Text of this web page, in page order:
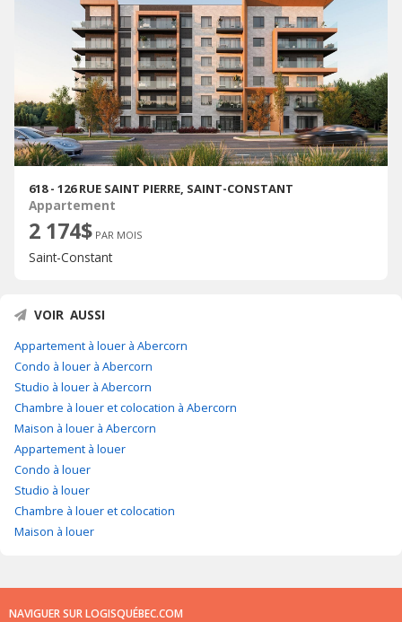
618 - 126 RUE SAINT PIERRE, SAINT-CONSTANT
Appartement
2 174$ PAR MOIS
Saint-Constant
VOIR AUSSI
Appartement à louer à Abercorn
Condo à louer à Abercorn
Studio à louer à Abercorn
Chambre à louer et colocation à Abercorn
Maison à louer à Abercorn
Appartement à louer
Condo à louer
Studio à louer
Chambre à louer et colocation
Maison à louer
NAVIGUER SUR LOGISQUÉBEC.COM